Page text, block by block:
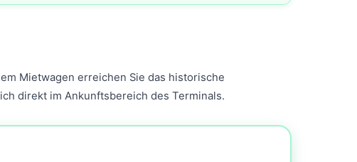
Mietwagen erreichen Sie das historische
direkt im Ankunftsbereich des Terminals.